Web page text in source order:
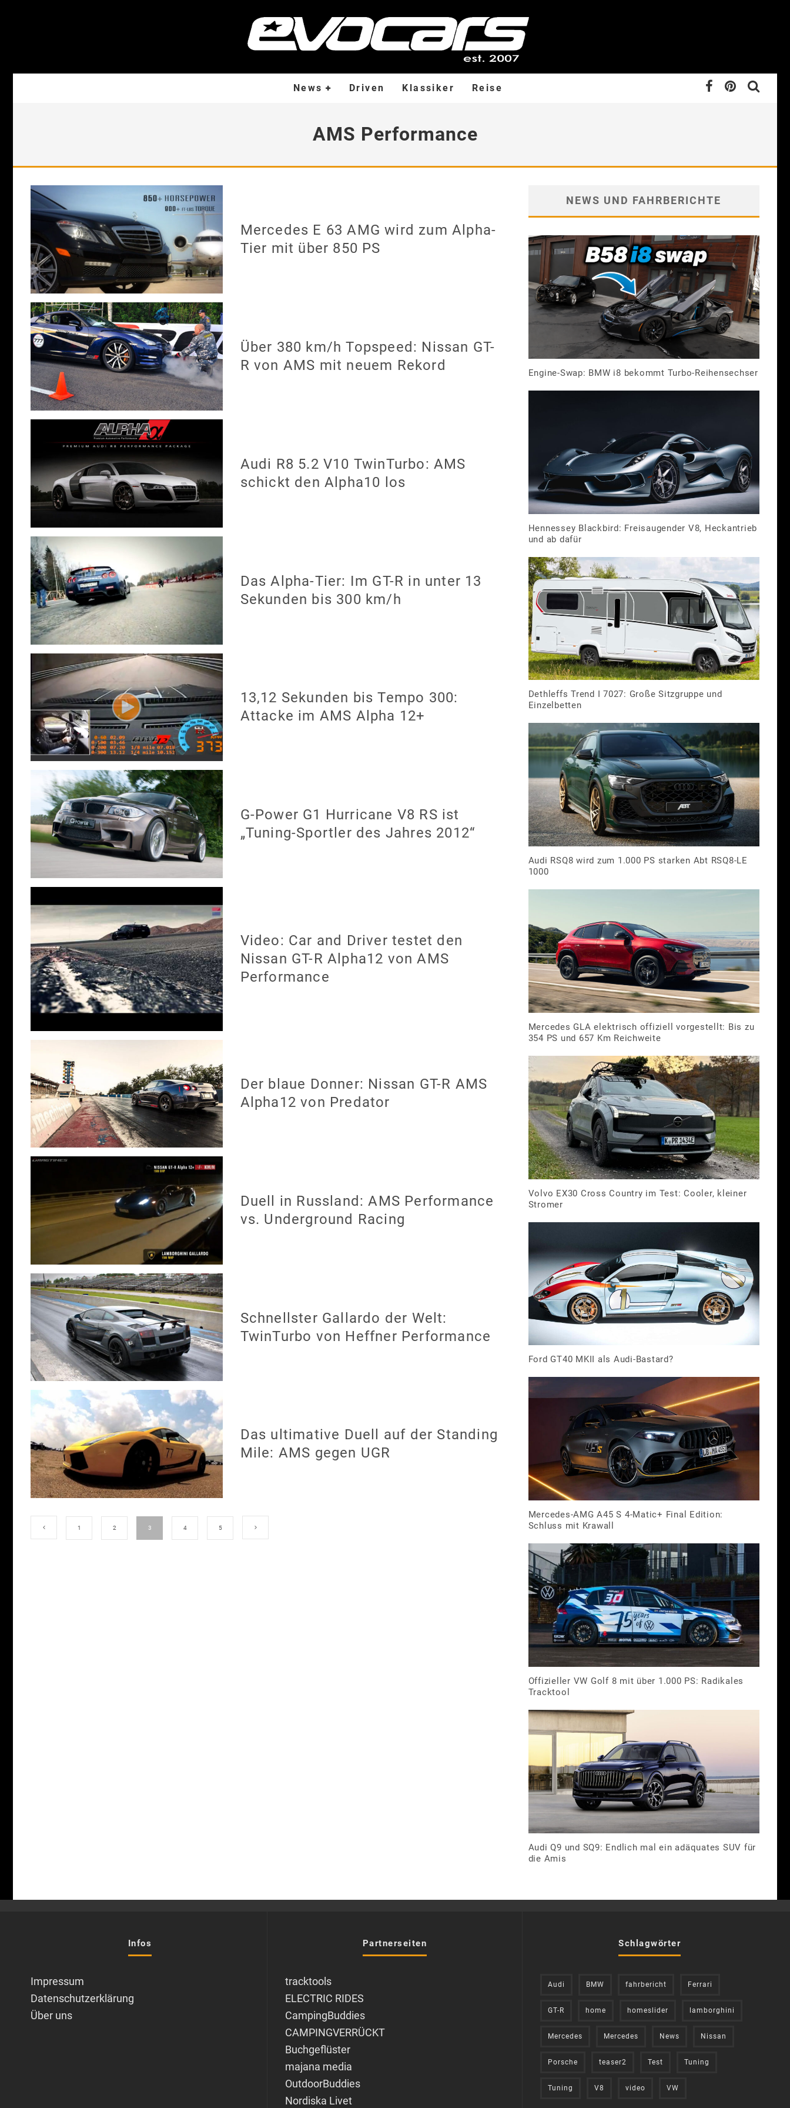
News Driven Klassiker Reise
AMS Performance
Mercedes E 63 AMG wird zum Alpha-
Tier mit über 850 PS
Über 380 km/h Topspeed: Nissan GT-
R von AMS mit neuem Rekord
Audi R8 5.2 V10 TwinTurbo: AMS
schickt den Alpha10 los
Das Alpha-Tier: Im GT-R in unter 13
Sekunden bis 300 km/h
13,12 Sekunden bis Tempo 300:
Attacke im AMS Alpha 12+
G-Power G1 Hurricane V8 RS ist
„Tuning-Sportler des Jahres 2012“
Video: Car and Driver testet den
Nissan GT-R Alpha12 von AMS
Performance
Der blaue Donner: Nissan GT-R AMS
Alpha12 von Predator
Duell in Russland: AMS Performance
vs. Underground Racing
Schnellster Gallardo der Welt:
TwinTurbo von Heffner Performance
Das ultimative Duell auf der Standing
Mile: AMS gegen UGR
1 2 3 4 5
NEWS UND FAHRBERICHTE
Engine-Swap: BMW i8 bekommt Turbo-Reihensechser
Hennessey Blackbird: Freisaugender V8, Heckantrieb
und ab dafür
Dethleffs Trend I 7027: Große Sitzgruppe und
Einzelbetten
Audi RSQ8 wird zum 1.000 PS starken Abt RSQ8-LE
1000
Mercedes GLA elektrisch offiziell vorgestellt: Bis zu
354 PS und 657 Km Reichweite
Volvo EX30 Cross Country im Test: Cooler, kleiner
Stromer
Ford GT40 MKII als Audi-Bastard?
Mercedes-AMG A45 S 4-Matic+ Final Edition:
Schluss mit Krawall
Offizieller VW Golf 8 mit über 1.000 PS: Radikales
Tracktool
Audi Q9 und SQ9: Endlich mal ein adäquates SUV für
die Amis
Infos
Impressum
Datenschutzerklärung
Über uns
Partnerseiten
tracktools
ELECTRIC RIDES
CampingBuddies
CAMPINGVERRÜCKT
Buchgeflüster
majana media
OutdoorBuddies
Nordiska Livet
Schlagwörter
Audi BMW fahrbericht Ferrari
GT-R home homeslider lamborghini
Mercedes Mercedes News Nissan
Porsche teaser2 Test Tuning
Tuning V8 video VW